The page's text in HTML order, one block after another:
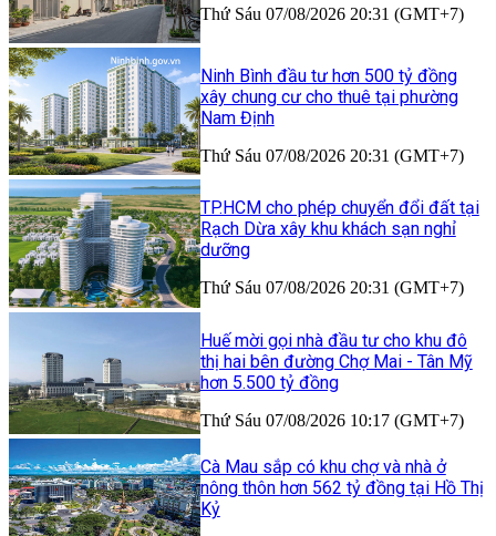
Thứ Sáu 07/08/2026 20:31 (GMT+7)
Ninh Bình đầu tư hơn 500 tỷ đồng
xây chung cư cho thuê tại phường
Nam Định
Thứ Sáu 07/08/2026 20:31 (GMT+7)
TP.HCM cho phép chuyển đổi đất tại
Rạch Dừa xây khu khách sạn nghỉ
dưỡng
Thứ Sáu 07/08/2026 20:31 (GMT+7)
Huế mời gọi nhà đầu tư cho khu đô
thị hai bên đường Chợ Mai - Tân Mỹ
hơn 5.500 tỷ đồng
Thứ Sáu 07/08/2026 10:17 (GMT+7)
Cà Mau sắp có khu chợ và nhà ở
nông thôn hơn 562 tỷ đồng tại Hồ Thị
Kỷ